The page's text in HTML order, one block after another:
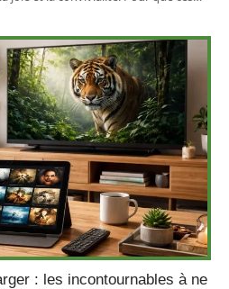
: les incontournables à ne